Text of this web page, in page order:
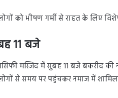
को भीषण गर्मी से राहत के लिए
11 बजे
मस्जिद में सुबह 11 बजे बकरीद की
से समय पर पहुंचकर नमाज में